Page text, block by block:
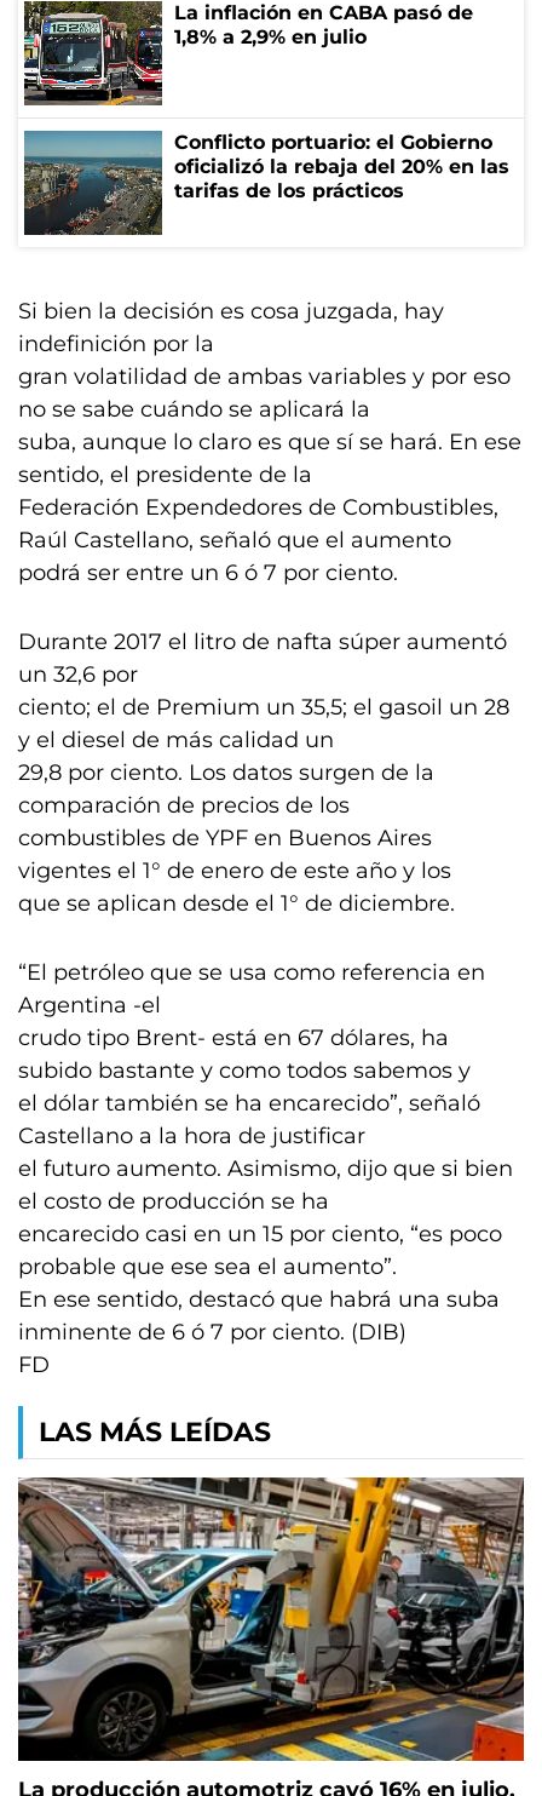
La inflación en CABA pasó de
1,8% a 2,9% en julio
Conflicto portuario: el Gobierno
oficializó la rebaja del 20% en las
tarifas de los prácticos
Si bien la decisión es cosa juzgada, hay
indefinición por la
gran volatilidad de ambas variables y por eso
no se sabe cuándo se aplicará la
suba, aunque lo claro es que sí se hará. En ese
sentido, el presidente de la
Federación Expendedores de Combustibles,
Raúl Castellano, señaló que el aumento
podrá ser entre un 6 ó 7 por ciento.
Durante 2017 el litro de nafta súper aumentó
un 32,6 por
ciento; el de Premium un 35,5; el gasoil un 28
y el diesel de más calidad un
29,8 por ciento. Los datos surgen de la
comparación de precios de los
combustibles de YPF en Buenos Aires
vigentes el 1° de enero de este año y los
que se aplican desde el 1° de diciembre.
“El petróleo que se usa como referencia en
Argentina -el
crudo tipo Brent- está en 67 dólares, ha
subido bastante y como todos sabemos y
el dólar también se ha encarecido”, señaló
Castellano a la hora de justificar
el futuro aumento. Asimismo, dijo que si bien
el costo de producción se ha
encarecido casi en un 15 por ciento, “es poco
probable que ese sea el aumento”.
En ese sentido, destacó que habrá una suba
inminente de 6 ó 7 por ciento. (DIB)
FD
LAS MÁS LEÍDAS
La producción automotriz cayó 16% en julio,